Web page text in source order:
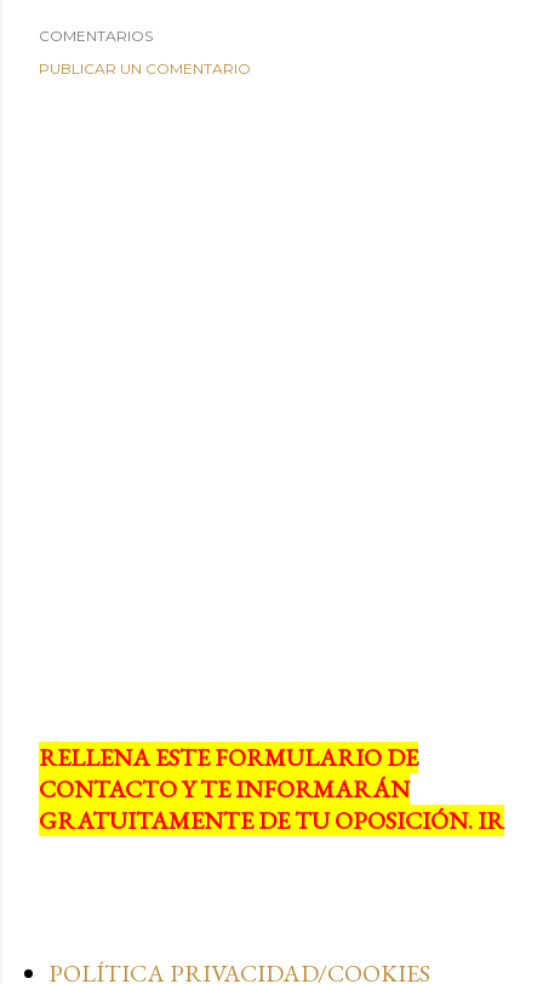
COMENTARIOS
PUBLICAR UN COMENTARIO
RELLENA ESTE FORMULARIO DE
CONTACTO Y TE INFORMARÁN
GRATUITAMENTE DE TU OPOSICIÓN. IR
POLÍTICA PRIVACIDAD/COOKIES